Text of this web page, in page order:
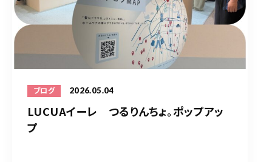
ブログ 2026.05.04
LUCUAイーレ つるりんちょ。ポップアッ
プ